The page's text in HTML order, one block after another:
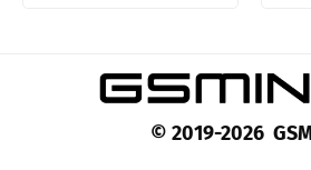
© 2019-2026